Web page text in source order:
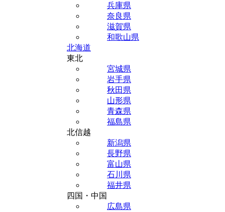
兵庫県
奈良県
滋賀県
和歌山県
北海道
東北
宮城県
岩手県
秋田県
山形県
青森県
福島県
北信越
新潟県
長野県
富山県
石川県
福井県
四国・中国
広島県